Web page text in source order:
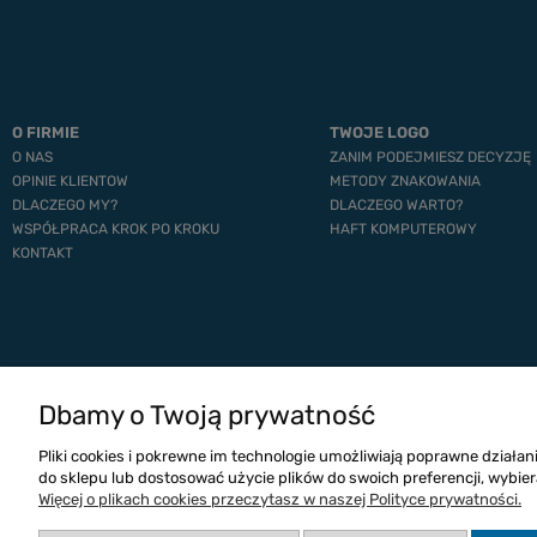
O FIRMIE
O NAS
OPINIE KLIENTOW
DLACZEGO MY?
WSPÓŁPRACA KROK PO KROKU
KONTAKT
TWOJE LOGO
ZANIM PODEJMIESZ DECYZJĘ
METODY ZNAKOWANIA
DLACZEGO WARTO?
HAFT KOMPUTEROWY
Dbamy o Twoją prywatność
Pliki cookies i pokrewne im technologie umożliwiają poprawne
do sklepu lub dostosować użycie plików do swoich preferencji,
Więcej o plikach cookies przeczytasz w naszej Polityce prywatności.